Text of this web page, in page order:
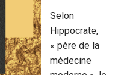
Selon
Hippocrate,
« père de la
médecine